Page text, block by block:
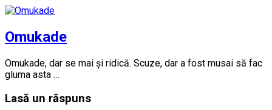
Omukade
Omukade, dar se mai și ridică. Scuze, dar a fost musai să fac
gluma asta …
Lasă un răspuns